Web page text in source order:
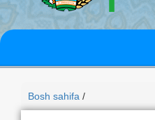
Bosh sahifa /